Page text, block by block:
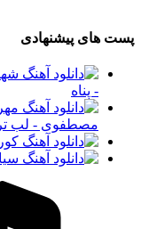
پیشنهادی
مصطفوی - لب تر کن